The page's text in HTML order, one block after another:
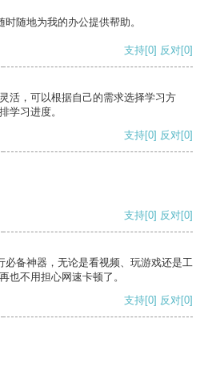
随地为我的办公提供帮助。
支持[0] 反对[0]
活，可以根据自己的需求选择学习方
学习进度。
支持[0] 反对[0]
支持[0] 反对[0]
必备神器，无论是看视频、玩游戏还是工
也不用担心网速卡顿了。
支持[0] 反对[0]